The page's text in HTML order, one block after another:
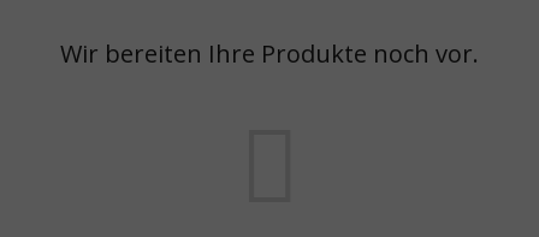
Wir bereiten Ihre Produkte noch vor.